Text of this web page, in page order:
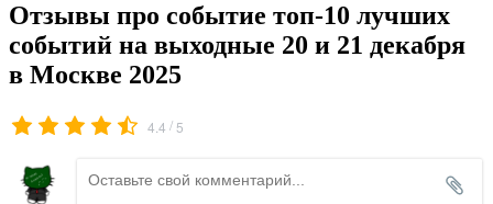
Отзывы про событие топ-10 лучших
событий на выходные 20 и 21 декабря
в Москве 2025
4.4 / 5